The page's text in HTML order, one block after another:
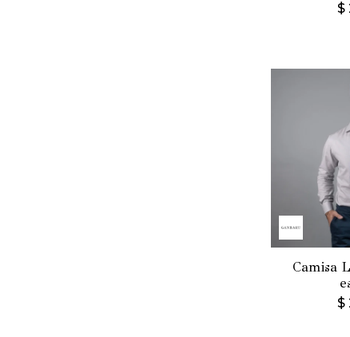
$
Camisa
$